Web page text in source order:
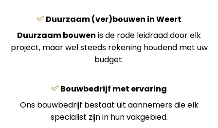
Duurzaam (ver)bouwen in Weert
Duurzaam bouwen is de rode leidraad door elk
project, maar wel steeds rekening houdend met uw
budget.
Bouwbedrijf met ervaring
Ons bouwbedrijf bestaat uit aannemers die elk
specialist zijn in hun vakgebied.